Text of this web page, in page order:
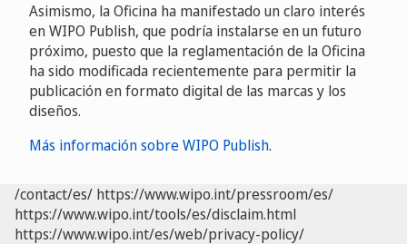
Asimismo, la Oficina ha manifestado un claro interés
en WIPO Publish, que podría instalarse en un futuro
próximo, puesto que la reglamentación de la Oficina
ha sido modificada recientemente para permitir la
publicación en formato digital de las marcas y los
diseños.
Más información sobre WIPO Publish.
/contact/es/ https://www.wipo.int/pressroom/es/
https://www.wipo.int/tools/es/disclaim.html
https://www.wipo.int/es/web/privacy-policy/